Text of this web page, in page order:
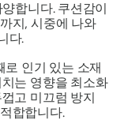
합니다. 쿠션감이
지, 시중에 나와
다.
로 인기 있는 소재
는 영향을 최소화
고 미끄럼 방지
합합니다.